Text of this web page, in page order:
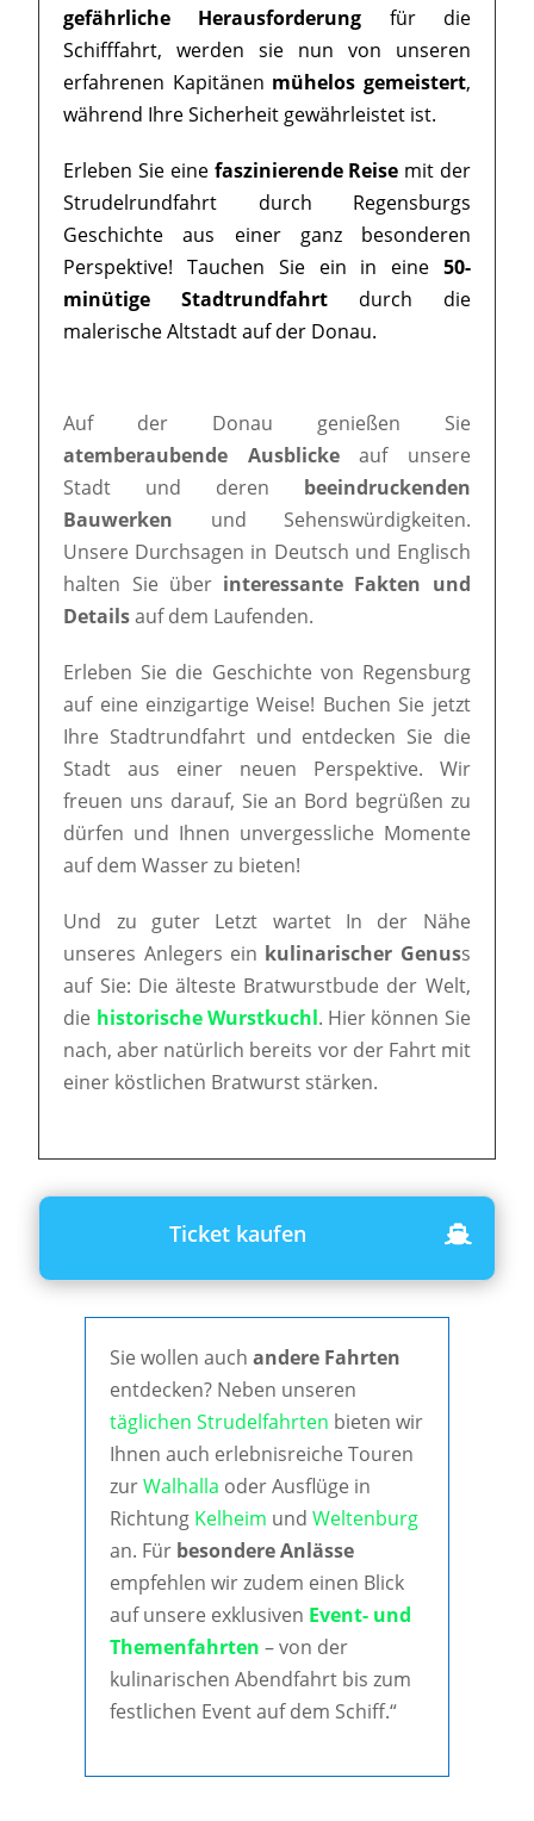
gefährliche Herausforderung für die
Schifffahrt, werden sie nun von unseren
erfahrenen Kapitänen mühelos gemeistert,
während Ihre Sicherheit gewährleistet ist.
Erleben Sie eine faszinierende Reise mit der
Strudelrundfahrt durch Regensburgs
Geschichte aus einer ganz besonderen
Perspektive! Tauchen Sie ein in eine 50-
minütige Stadtrundfahrt durch die
malerische Altstadt auf der Donau.
Auf der Donau genießen Sie
atemberaubende Ausblickeauf unsere
Stadt und deren beeindruckenden
Bauwerken und Sehenswürdigkeiten.
Unsere Durchsagen in Deutsch und Englisch
halten Sie über interessante Fakten und
Detailsauf dem Laufenden.
Erleben Sie die Geschichte von Regensburg
auf eine einzigartige Weise! Buchen Sie jetzt
Ihre Stadtrundfahrt und entdecken Sie die
Stadt aus einer neuen Perspektive. Wir
freuen uns darauf, Sie an Bord begrüßen zu
dürfen und Ihnen unvergessliche Momente
auf dem Wasser zu bieten!
Und zu guter Letzt wartet In der Nähe
unseres Anlegers ein kulinarischer Genuss
auf Sie: Die älteste Bratwurstbude der Welt,
die historische Wurstkuchl. Hier können Sie
nach, aber natürlich bereits vor der Fahrt mit
einer köstlichen Bratwurst stärken.
Ticket kaufen
Sie wollen auch andere Fahrten
entdecken? Neben unseren
täglichen Strudelfahrten bieten wir
Ihnen auch erlebnisreiche Touren
zurWalhalla oder Ausflüge in
Richtung Kelheim und Weltenburg
an. Für besondere Anlässe
empfehlen wir zudem einen Blick
auf unsere exklusiven Event- und
Themenfahrten – von der
kulinarischen Abendfahrt bis zum
festlichen Event auf dem Schiff.“